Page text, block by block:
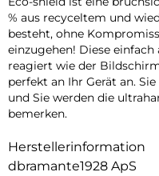
% aus recyceltem und
besteht, ohne
einzugehen! Diese
reagiert wie der
perfekt an Ihr Gerät an.
und Sie werden die
bemerken.
Herstellerinformation
dbramante1928 ApS